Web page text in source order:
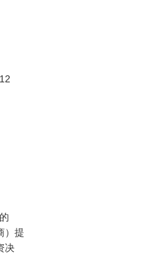
）提
决